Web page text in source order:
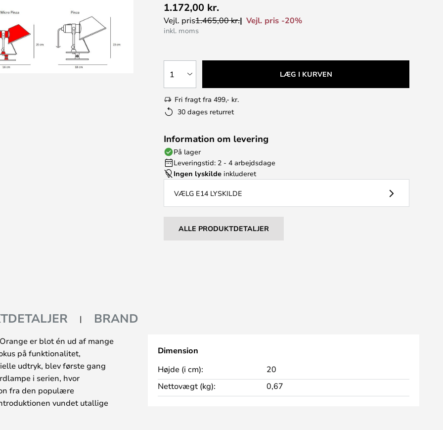
1.172,00 kr.
Vejl. pris1.465,00 kr. Vejl. pris -20%
inkl. moms
1 LÆG I KURVEN
Fri fragt fra 499,- kr.
30 dages returret
Information om levering
På lager
Leveringstid: 2 - 4 arbejdsdage
Ingen lyskilde inkluderet
VÆLG E14 LYSKILDE
ALLE PRODUKTDETALJER
BRAND
er blot én ud af mange
på funktionalitet,
udtryk, blev første gang
i serien, hvor
fra den populære
vundet utallige
over hele verden – både
Dimension
Højde (i cm):
20
Nettovægt (kg):
0,67